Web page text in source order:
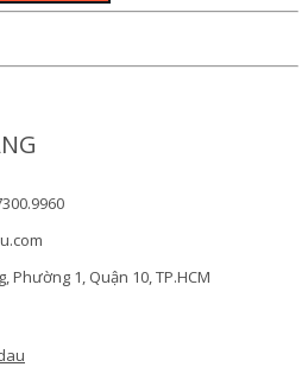
Phường 1, Quận 10, TP.HCM